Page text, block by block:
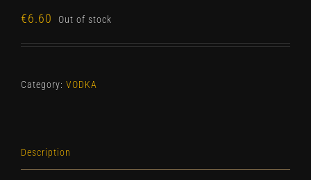
€6.60 Out of stock
Category: VODKA
Description